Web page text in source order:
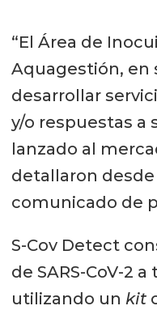
“El Área de
Aquagestión, en
desarrollar
y/o respuestas a
lanzado al
detallaron
comunicado de
S-Cov Detect
de SARS-CoV-2 a
utilizando un kit